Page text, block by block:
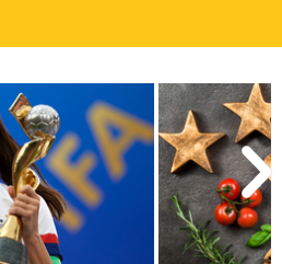
LICENSES
CARDS
LANGUAGES
US